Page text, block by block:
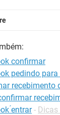
confirmar
pedindo
recebimento
́entrar -